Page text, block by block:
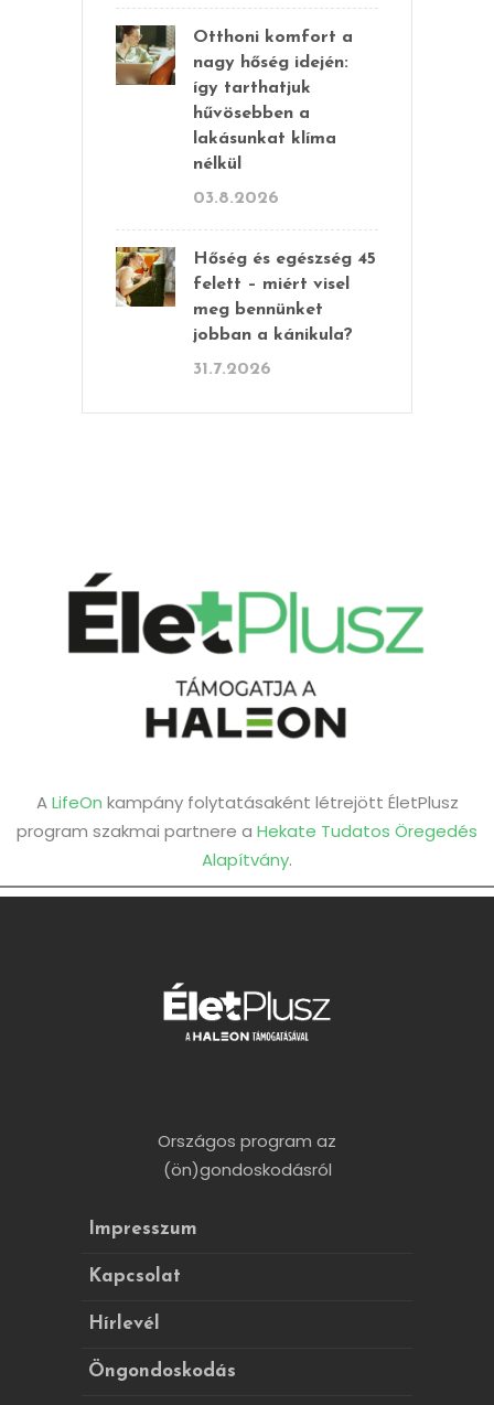
Otthoni komfort a
nagy hőség idején:
így tarthatjuk
hűvösebben a
lakásunkat klíma
nélkül
03.8.2026
Hőség és egészség 45
felett – miért visel
meg bennünket
jobban a kánikula?
31.7.2026
ALifeOn kampány folytatásaként létrejött ÉletPlusz
program szakmai partnere a Hekate Tudatos Öregedés
Alapítvány.
Országos program az
(ön)gondoskodásról
Impresszum
Kapcsolat
Hírlevél
Öngondoskodás